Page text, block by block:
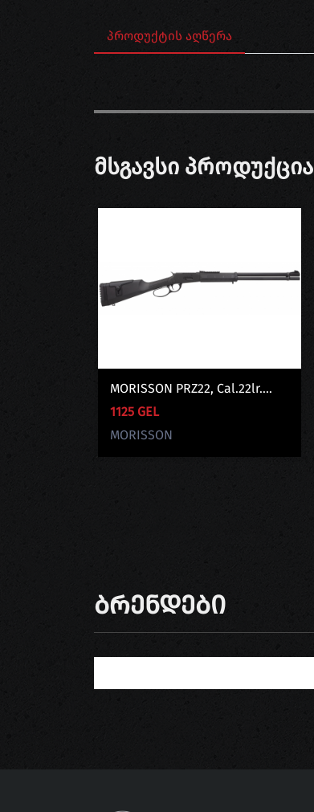
ᲞᲠᲝᲓᲣᲥᲢᲘᲡ ᲐᲦᲬᲔᲠᲐ
Მსგავსი Პროდუქცია
MORISSON PRZ22, Cal.22lr....
1125 GEL
MORISSON
Ბრენდები